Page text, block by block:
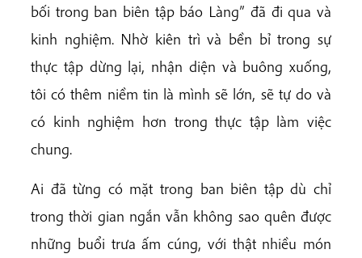
bối trong ban biên tập báo Làng” đã đi qua và
kinh nghiệm. Nhờ kiên trì và bền bỉ trong sự
thực tập dừng lại, nhận diện và buông xuống,
tôi có thêm niềm tin là mình sẽ lớn, sẽ tự do và
có kinh nghiệm hơn trong thực tập làm việc
chung.
Ai đã từng có mặt trong ban biên tập dù chỉ
trong thời gian ngắn vẫn không sao quên được
những buổi trưa ấm cúng, với thật nhiều món